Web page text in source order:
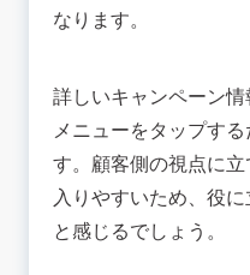
なります。
詳しいキャンペーン
メニューをタップす
す。顧客側の視点に
入りやすいため、役
と感じるでしょう。